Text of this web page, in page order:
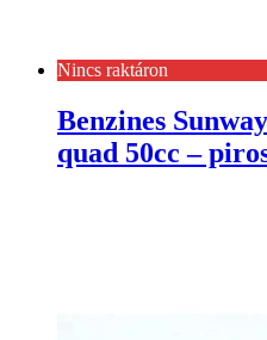
Nincs raktáron
Benzines
quad 50cc –